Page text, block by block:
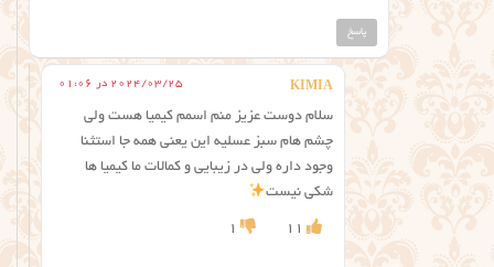
پاسخ
KIMIA 2024/03/25 در 01:06
سلام دوست عزیز منم اسمم کیمیا هست ولی
چشم هام سبز عسلیه این یعنی همه جا استثنا
وجود داره ولی در زیبایی و کمالات ما کیمیا ها
شکی نیست
11
1